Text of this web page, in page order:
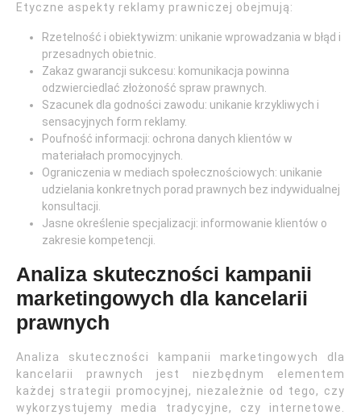
Etyczne aspekty reklamy prawniczej obejmują:
Rzetelność i obiektywizm: unikanie wprowadzania w błąd i
przesadnych obietnic.
Zakaz gwarancji sukcesu: komunikacja powinna
odzwierciedlać złożoność spraw prawnych.
Szacunek dla godności zawodu: unikanie krzykliwych i
sensacyjnych form reklamy.
Poufność informacji: ochrona danych klientów w
materiałach promocyjnych.
Ograniczenia w mediach społecznościowych: unikanie
udzielania konkretnych porad prawnych bez indywidualnej
konsultacji.
Jasne określenie specjalizacji: informowanie klientów o
zakresie kompetencji.
Analiza skuteczności kampanii
marketingowych dla kancelarii
prawnych
Analiza skuteczności kampanii marketingowych dla
kancelarii prawnych jest niezbędnym elementem
każdej strategii promocyjnej, niezależnie od tego, czy
wykorzystujemy media tradycyjne, czy internetowe.